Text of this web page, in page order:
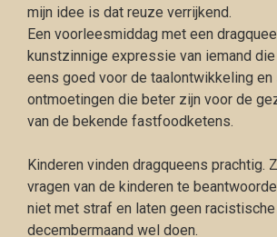
mijn idee is dat reuze verrijkend.
Een voorleesmiddag met een
kunstzinnige expressie van iemand
eens goed voor de taalontwikkeling
ontmoetingen die beter zijn voor de
van de bekende fastfoodketens.
Kinderen vinden dragqueens
vragen van de kinderen te
niet met straf en laten geen
decembermaand wel doen.